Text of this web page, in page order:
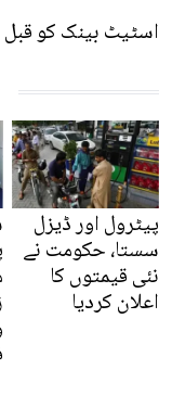
اسٹیٹ بینک کو قبل
پیٹرول اور ڈیزل
سستا، حکومت نے
نئی قیمتوں کا
اعلان کردیا